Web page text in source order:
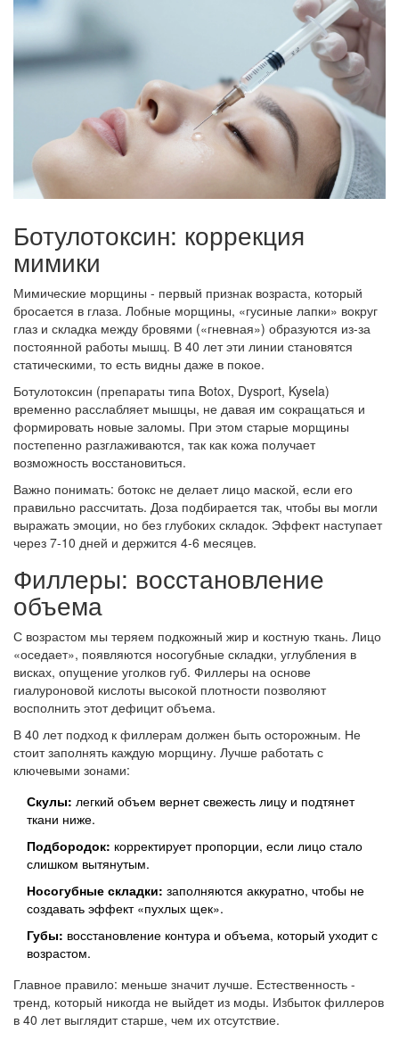
Ботулотоксин: коррекция
мимики
Мимические морщины - первый признак возраста, который
бросается в глаза. Лобные морщины, «гусиные лапки» вокруг
глаз и складка между бровями («гневная») образуются из-за
постоянной работы мышц. В 40 лет эти линии становятся
статическими, то есть видны даже в покое.
Ботулотоксин (препараты типа Botox, Dysport, Kysela)
временно расслабляет мышцы, не давая им сокращаться и
формировать новые заломы. При этом старые морщины
постепенно разглаживаются, так как кожа получает
возможность восстановиться.
Важно понимать: ботокс не делает лицо маской, если его
правильно рассчитать. Доза подбирается так, чтобы вы могли
выражать эмоции, но без глубоких складок. Эффект наступает
через 7-10 дней и держится 4-6 месяцев.
Филлеры: восстановление
объема
С возрастом мы теряем подкожный жир и костную ткань. Лицо
«оседает», появляются носогубные складки, углубления в
висках, опущение уголков губ. Филлеры на основе
гиалуроновой кислоты высокой плотности позволяют
восполнить этот дефицит объема.
В 40 лет подход к филлерам должен быть осторожным. Не
стоит заполнять каждую морщину. Лучше работать с
ключевыми зонами:
Скулы: легкий объем вернет свежесть лицу и подтянет
ткани ниже.
Подбородок: корректирует пропорции, если лицо стало
слишком вытянутым.
Носогубные складки: заполняются аккуратно, чтобы не
создавать эффект «пухлых щек».
Губы: восстановление контура и объема, который уходит с
возрастом.
Главное правило: меньше значит лучше. Естественность -
тренд, который никогда не выйдет из моды. Избыток филлеров
в 40 лет выглядит старше, чем их отсутствие.